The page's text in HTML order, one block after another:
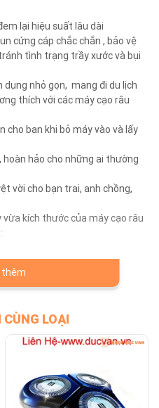
lại hiệu suất lâu dài
cứng cáp chắc chắn , bảo vệ
tình trạng trầy xước và bụi
dụng nhỏ gọn, mang đi du lịch
thích với các máy cạo râu
cho bạn khi bỏ máy vào và lấy
hảo cho những ai thường
vời cho bạn trai, anh chồng,
vừa kích thước của máy cạo râu
, 3070cc , 3050cc , 3020s ,
2cm do được đo thủ công
LƯỢNG, BÁN ĐÚNG NHƯ MÔ TẢ
thêm
LOẠI